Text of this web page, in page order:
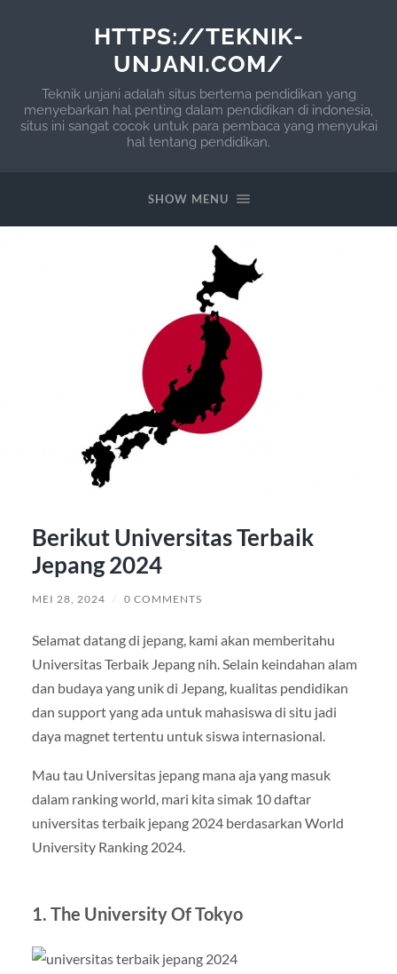
HTTPS://TEKNIK-
UNJANI.COM/
Teknik unjani adalah situs bertema pendidikan yang
menyebarkan hal penting dalam pendidikan di indonesia,
situs ini sangat cocok untuk para pembaca yang menyukai
hal tentang pendidikan.
SHOW MENU
Berikut Universitas Terbaik
Jepang 2024
MEI 28, 2024 / 0 COMMENTS
Selamat datang di jepang, kami akan memberitahu
Universitas Terbaik Jepang nih. Selain keindahan alam
dan budaya yang unik di Jepang, kualitas pendidikan
dan support yang ada untuk mahasiswa di situ jadi
daya magnet tertentu untuk siswa internasional.
Mau tau Universitas jepang mana aja yang masuk
dalam ranking world, mari kita simak 10 daftar
universitas terbaik jepang 2024 berdasarkan World
University Ranking 2024.
1. The University Of Tokyo